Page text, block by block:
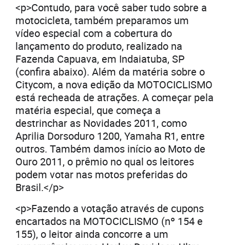
<p>Contudo, para você saber tudo sobre a
motocicleta, também preparamos um
vídeo especial com a cobertura do
lançamento do produto, realizado na
Fazenda Capuava, em Indaiatuba, SP
(confira abaixo). Além da matéria sobre o
Citycom, a nova edição da MOTOCICLISMO
está recheada de atrações. A começar pela
matéria especial, que começa a
destrinchar as Novidades 2011, como
Aprilia Dorsoduro 1200, Yamaha R1, entre
outros. Também damos início ao Moto de
Ouro 2011, o prêmio no qual os leitores
podem votar nas motos preferidas do
Brasil.</p>
<p>Fazendo a votação através de cupons
encartados na MOTOCICLISMO (nº 154 e
155), o leitor ainda concorre a um